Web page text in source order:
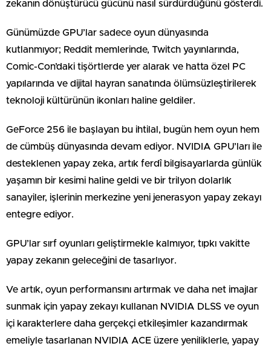
zekanın dönüştürücü gücünü nasıl sürdürdüğünü gösterdi.
Günümüzde GPU’lar sadece oyun dünyasında
kutlanmıyor; Reddit memlerinde, Twitch yayınlarında,
Comic-Con’daki tişörtlerde yer alarak ve hatta özel PC
yapılarında ve dijital hayran sanatında ölümsüzleştirilerek
teknoloji kültürünün ikonları haline geldiler.
GeForce 256 ile başlayan bu ihtilal, bugün hem oyun hem
de cümbüş dünyasında devam ediyor. NVIDIA GPU’ları ile
desteklenen yapay zeka, artık ferdî bilgisayarlarda günlük
yaşamın bir kesimi haline geldi ve bir trilyon dolarlık
sanayiler, işlerinin merkezine yeni jenerasyon yapay zekayı
entegre ediyor.
GPU’lar sırf oyunları geliştirmekle kalmıyor, tıpkı vakitte
yapay zekanın geleceğini de tasarlıyor.
Ve artık, oyun performansını artırmak ve daha net imajlar
sunmak için yapay zekayı kullanan NVIDIA DLSS ve oyun
içi karakterlere daha gerçekçi etkileşimler kazandırmak
emeliyle tasarlanan NVIDIA ACE üzere yeniliklerle, yapay